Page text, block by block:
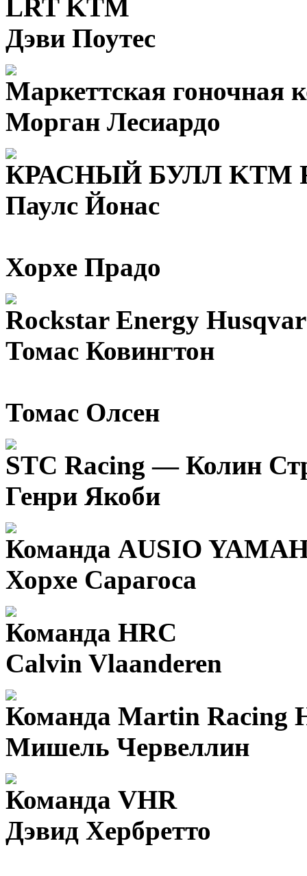
LRT KTM
Дэви Поутес
Маркеттская гоночная
Морган Лесиардо
КРАСНЫЙ БУЛЛ KTM
Паулс Йонас
Хорхе Прадо
Rockstar Energy
Томас Ковингтон
Томас Олсен
STC Racing — Колин
Генри Якоби
Команда AUSIO
Хорхе Сарагоса
Команда HRC
Calvin Vlaanderen
Команда Martin Racing
Мишель Червеллин
Команда VHR
Дэвид Хербретто